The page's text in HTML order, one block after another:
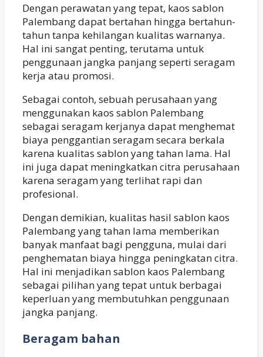
Dengan perawatan yang tepat, kaos sablon
Palembang dapat bertahan hingga bertahun-
tahun tanpa kehilangan kualitas warnanya.
Hal ini sangat penting, terutama untuk
penggunaan jangka panjang seperti seragam
kerja atau promosi.
Sebagai contoh, sebuah perusahaan yang
menggunakan kaos sablon Palembang
sebagai seragam kerjanya dapat menghemat
biaya penggantian seragam secara berkala
karena kualitas sablon yang tahan lama. Hal
ini juga dapat meningkatkan citra perusahaan
karena seragam yang terlihat rapi dan
profesional.
Dengan demikian, kualitas hasil sablon kaos
Palembang yang tahan lama memberikan
banyak manfaat bagi pengguna, mulai dari
penghematan biaya hingga peningkatan citra.
Hal ini menjadikan sablon kaos Palembang
sebagai pilihan yang tepat untuk berbagai
keperluan yang membutuhkan penggunaan
jangka panjang.
Beragam bahan